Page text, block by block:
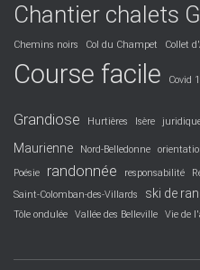
Chantier chalets
Chemins noirs Col du Champet Collet
Course facile Covid
Grandiose Hurtières Isère
Maurienne Nord-Belledonne
Poésie randonnée responsabilité
Saint-Colomban-des-Villards
ski de
Tôle ondulée
Vallée des Belleville Vie de